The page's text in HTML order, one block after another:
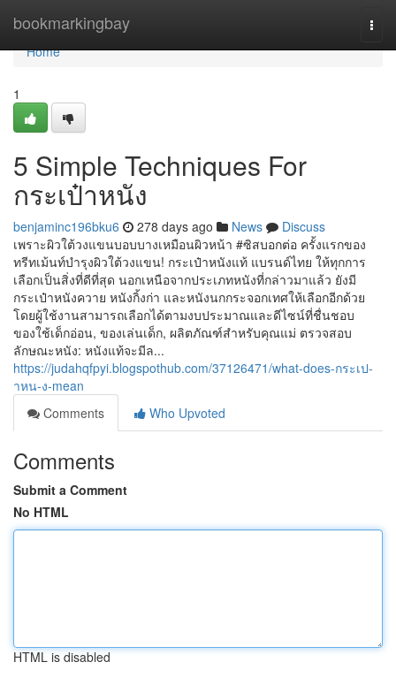
bookmarkingbay
Home
Home
1
5 Simple Techniques For
กระเป๋าหนัง
benjaminc196bku6 278 days ago News
Discuss
เพราะผิวใต้วงแขนบอบบางเหมือนผิวหน้า #ซิสบอกต่อ ครั้งแรกของ
ทรีทเม้นท์บำรุงผิวใต้วงแขน! กระเป๋าหนังแท้ แบรนด์ไทย ให้ทุกการ
เลือกเป็นสิ่งที่ดีที่สุด นอกเหนือจากประเภทหนังที่กล่าวมาแล้ว ยังมี
กระเป๋าหนังควาย หนังกิ้งก่า และหนังนกกระจอกเทศให้เลือกอีกด้วย
โดยผู้ใช้งานสามารถเลือกได้ตามงบประมาณและดีไซน์ที่ชื่นชอบ
ของใช้เด็กอ่อน, ของเล่นเด็ก, ผลิตภัณฑ์สำหรับคุณแม่ ตรวจสอบ
ลักษณะหนัง: หนังแท้จะมีล...
https://judahqfpyi.blogspothub.com/37126471/what-does-กระเป-
าหน-ง-mean
Comments
Who Upvoted
Comments
Submit a Comment
No HTML
HTML is disabled